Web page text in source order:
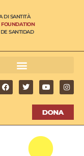
DI SANTITÀ
FOUNDATION
SANTIDAD